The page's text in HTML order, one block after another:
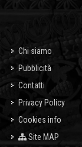
Chi siamo
Pubblicità
Contatti
Privacy Policy
Cookies info
Site MAP